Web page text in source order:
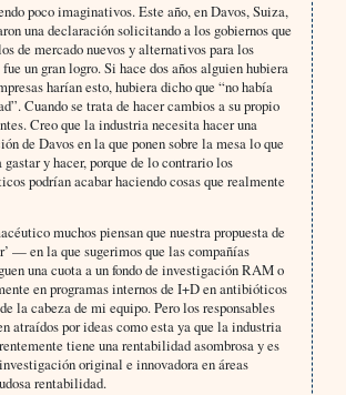
poco imaginativos. Este año, en Davos, Suiza,
una declaración solicitando a los gobiernos que
de mercado nuevos y alternativos para los
un gran logro. Si hace dos años alguien hubiera
harían esto, hubiera dicho que “no había
Cuando se trata de hacer cambios a su propio
Creo que la industria necesita hacer una
de Davos en la que ponen sobre la mesa lo que
gastar y hacer, porque de lo contrario los
podrían acabar haciendo cosas que realmente
muchos piensan que nuestra propuesta de
— en la que sugerimos que las compañías
una cuota a un fondo de investigación RAM o
en programas internos de I+D en antibióticos
la cabeza de mi equipo. Pero los responsables
atraídos por ideas como esta ya que la industria
tiene una rentabilidad asombrosa y es
original e innovadora en áreas
rentabilidad.